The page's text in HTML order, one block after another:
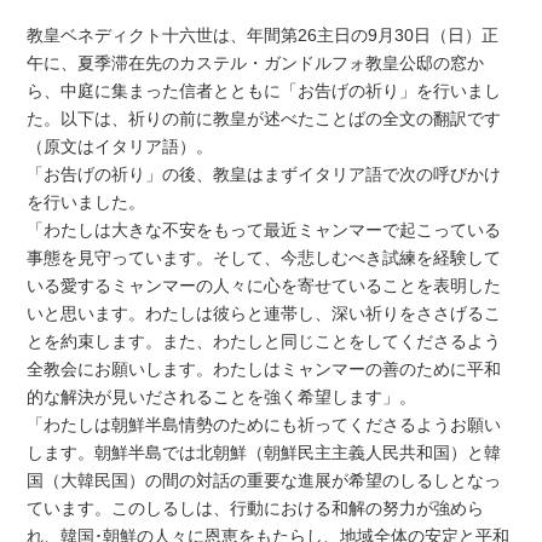
教皇ベネディクト十六世は、年間第26主日の9月30日（日）正
午に、夏季滞在先のカステル・ガンドルフォ教皇公邸の窓か
ら、中庭に集まった信者とともに「お告げの祈り」を行いまし
た。以下は、祈りの前に教皇が述べたことばの全文の翻訳です
（原文はイタリア語）。
「お告げの祈り」の後、教皇はまずイタリア語で次の呼びかけ
を行いました。
「わたしは大きな不安をもって最近ミャンマーで起こっている
事態を見守っています。そして、今悲しむべき試練を経験して
いる愛するミャンマーの人々に心を寄せていることを表明した
いと思います。わたしは彼らと連帯し、深い祈りをささげるこ
とを約束します。また、わたしと同じことをしてくださるよう
全教会にお願いします。わたしはミャンマーの善のために平和
的な解決が見いだされることを強く希望します」。
「わたしは朝鮮半島情勢のためにも祈ってくださるようお願い
します。朝鮮半島では北朝鮮（朝鮮民主主義人民共和国）と韓
国（大韓民国）の間の対話の重要な進展が希望のしるしとなっ
ています。このしるしは、行動における和解の努力が強めら
れ、韓国･朝鮮の人々に恩恵をもたらし、地域全体の安定と平和